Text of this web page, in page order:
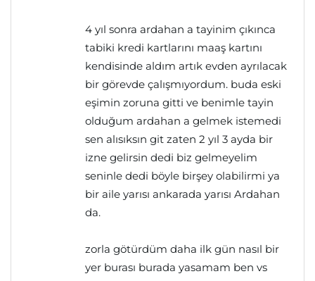
4 yıl sonra ardahan a tayinim çıkınca
tabiki kredi kartlarını maaş kartını
kendisinde aldım artık evden ayrılacak
bir görevde çalışmıyordum. buda eski
eşimin zoruna gitti ve benimle tayin
olduğum ardahan a gelmek istemedi
sen alısıksın git zaten 2 yıl 3 ayda bir
izne gelirsin dedi biz gelmeyelim
seninle dedi böyle birşey olabilirmi ya
bir aile yarısı ankarada yarısı Ardahan
da.
zorla götürdüm daha ilk gün nasıl bir
yer burası burada yasamam ben vs